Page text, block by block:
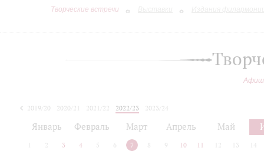
Творческие встречи
2019/20 2020/21 2021/22 2022/23
2023/24
Январь Февраль Март Апрель Май
2 3 4 5 6 7 8 9 10 11 12 13 14